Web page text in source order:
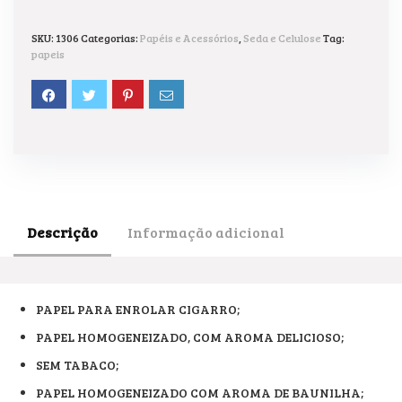
SKU: 1306Categorias:Papéis e Acessórios Seda e CeluloseTag:
papeis
Descrição Informação adicional
PAPEL PARA ENROLAR CIGARRO;
PAPEL HOMOGENEIZADO, COM AROMA DELICIOSO;
SEM TABACO;
PAPEL HOMOGENEIZADO COM AROMA DE BAUNILHA;